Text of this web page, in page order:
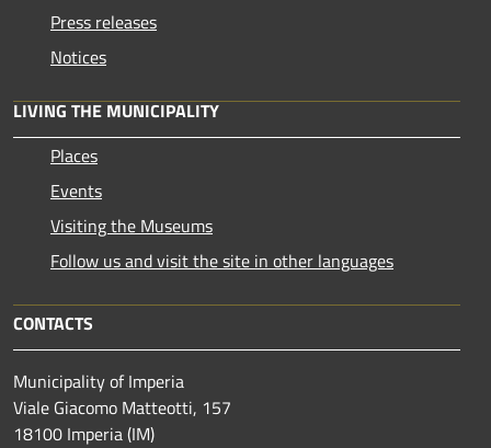
Press releases
Notices
LIVING THE MUNICIPALITY
Places
Events
Visiting the Museums
Follow us and visit the site in other languages
CONTACTS
Municipality of Imperia
Viale Giacomo Matteotti, 157
18100 Imperia (IM)